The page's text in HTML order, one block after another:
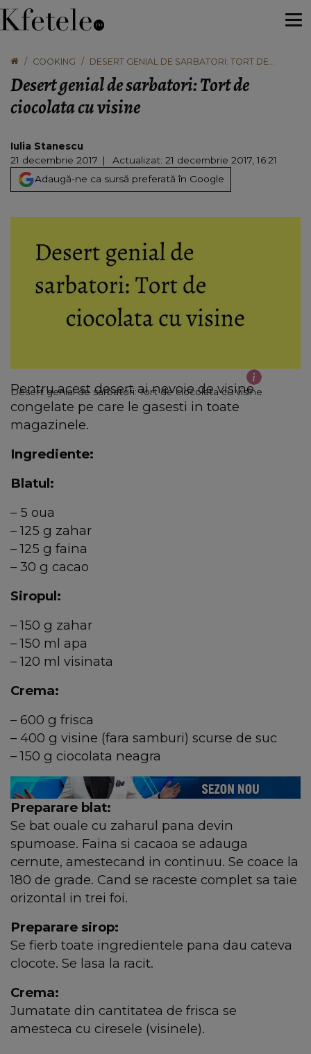
COOKING
DESERT GENIAL DE SARBATORI: TORT DE
Desert genial de sarbatori: Tort de
ciocolata cu visine
Iulia Stanescu
21 decembrie 2017
Actualizat: 21 decembrie 2017, 16:21
Adaugă-ne ca sursă preferată în Google
Desert genial de sarbatori: Tort de ciocolata cu visine
Pentru acest desert ai nevoie de visine
congelate pe care le gasesti in toate
magazinele.
Ingrediente:
Blatul:
– 5 oua
– 125 g zahar
– 125 g faina
– 30 g cacao
Siropul:
– 150 g zahar
– 150 ml apa
– 120 ml visinata
Crema:
– 600 g frisca
– 400 g visine (fara samburi) scurse de suc
– 150 g ciocolata neagra
Preparare blat:
Se bat ouale cu zaharul pana devin
spumoase. Faina si cacaoa se adauga
cernute, amestecand in continuu. Se coace la
180 de grade. Cand se raceste complet sa taie
orizontal in trei foi.
Preparare sirop:
Se fierb toate ingredientele pana dau cateva
clocote. Se lasa la racit.
Crema:
Jumatate din cantitatea de frisca se
amesteca cu ciresele (visinele).